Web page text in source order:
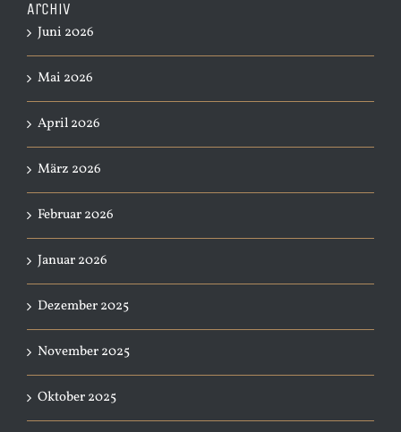
Archiv
Juni 2026
Mai 2026
April 2026
März 2026
Februar 2026
Januar 2026
Dezember 2025
November 2025
Oktober 2025